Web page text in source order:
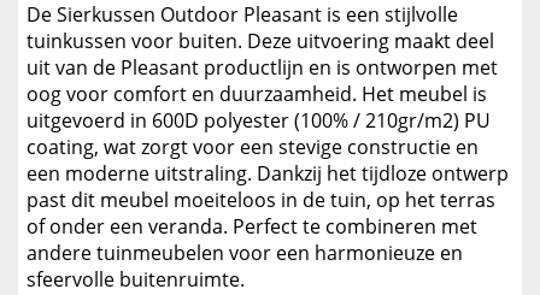
De Sierkussen Outdoor Pleasant is een stijlvolle
tuinkussen voor buiten. Deze uitvoering maakt deel
uit van de Pleasant productlijn en is ontworpen met
oog voor comfort en duurzaamheid. Het meubel is
uitgevoerd in 600D polyester (100% / 210gr/m2) PU
coating, wat zorgt voor een stevige constructie en
een moderne uitstraling. Dankzij het tijdloze ontwerp
past dit meubel moeiteloos in de tuin, op het terras
of onder een veranda. Perfect te combineren met
andere tuinmeubelen voor een harmonieuze en
sfeervolle buitenruimte.